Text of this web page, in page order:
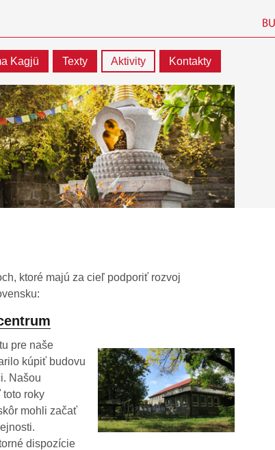
Kagjü Texty Aktivity Kontakty
ktoré majú za cieľ podporiť rozvoj
pre naše
kúpiť budovu
Našou
roky
mohli začať
dispozície